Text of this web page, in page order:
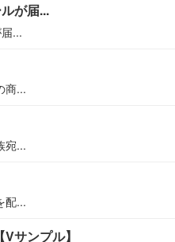
が届...
...
商...
宛...
配...
サンプル】